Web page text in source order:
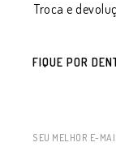
Troca e
FIQUE POR
SEU MELHOR E-MAIL